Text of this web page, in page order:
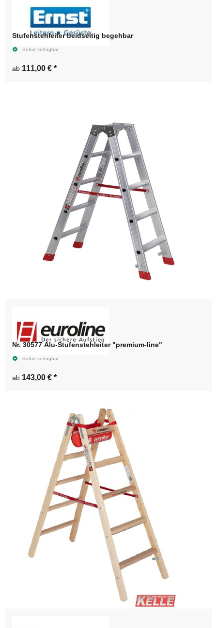
Stufenstehleiter beidseitig begehbar
Sofort verfügbar
ab 111,00 € *
Nr. 30577 Alu-Stufenstehleiter "premium-line"
Sofort verfügbar
ab 143,00 € *